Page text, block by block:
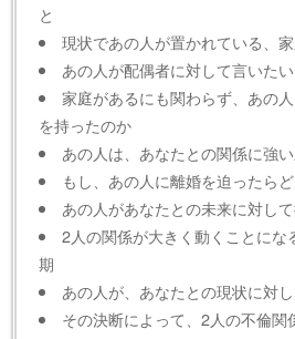
と
現状であの人が置かれている、
あの人が配偶者に対して言いた
家庭があるにも関わらず、あの
を持ったのか
あの人は、あなたとの関係に強
もし、あの人に離婚を迫ったら
あの人があなたとの未来に対し
2人の関係が大きく動くことにな
期
あの人が、あなたとの現状に対
その決断によって、2人の不倫関